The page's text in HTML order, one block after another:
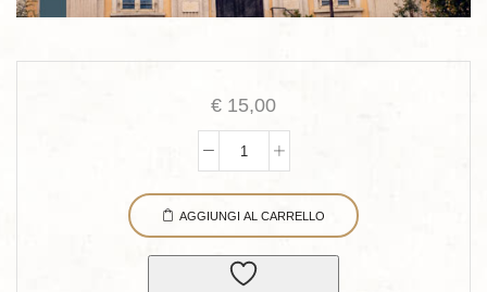
€ 15,00
Una
giornata
particolare:
Istituto,
AGGIUNGI AL CARRELLO